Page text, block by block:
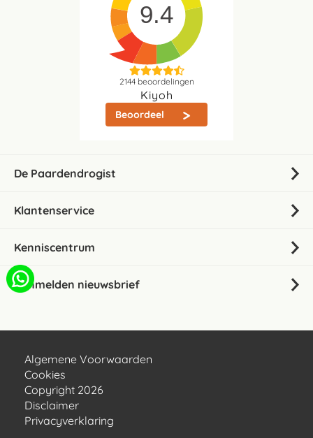
9.4
2144beoordelingen
Kiyoh
Beoordeel
De Paardendrogist
Klantenservice
Kenniscentrum
Aanmelden nieuwsbrief
Algemene Voorwaarden
Cookies
Copyright 2026
Disclaimer
Privacyverklaring